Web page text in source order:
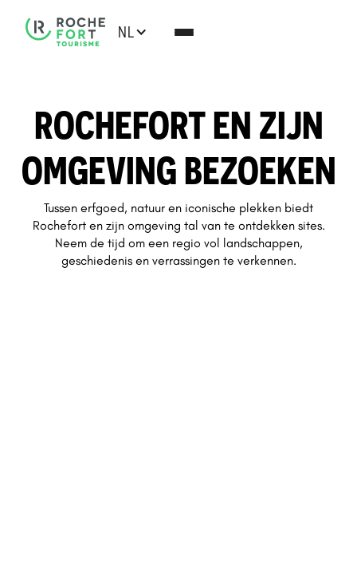
NL
ROCHEFORT EN ZIJN
OMGEVING BEZOEKEN
Tussen erfgoed, natuur en iconische plekken biedt
Rochefort en zijn omgeving tal van te ontdekken sites.
Neem de tijd om een regio vol landschappen,
geschiedenis en verrassingen te verkennen.